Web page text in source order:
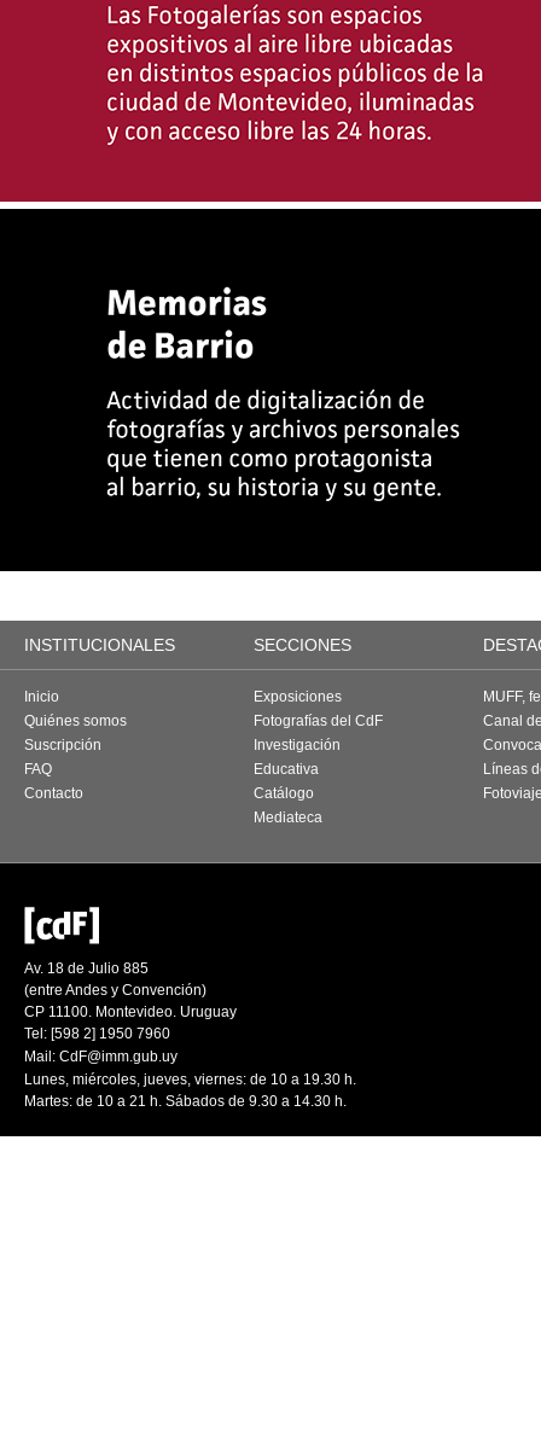
INSTITUCIONALES SECCIONES
Inicio
Quiénes somos
Suscripción
FAQ
Contacto
Exposiciones
Fotografías del CdF
Investigación
Educativa
Catálogo
Mediateca
MUFF,
Canal
Líneas
Av. 18 de Julio 885
(entre Andes y Convención)
CP 11100. Montevideo. Uruguay
Tel: [598 2] 1950 7960
Mail: CdF@imm.gub.uy
Lunes, miércoles, jueves, viernes: de 10 a 19.30 h.
Martes: de 10 a 21 h. Sábados de 9.30 a 14.30 h.